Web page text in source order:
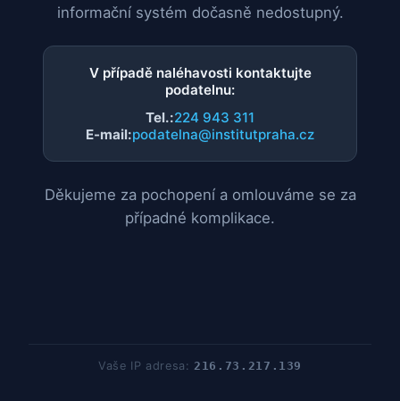
informační systém dočasně nedostupný.
V případě naléhavosti kontaktujte
podatelnu:
Tel.:224 943 311
E-mail:podatelna@institutpraha.cz
Děkujeme za pochopení a omlouváme se za
případné komplikace.
Vaše IP adresa:216.73.217.139